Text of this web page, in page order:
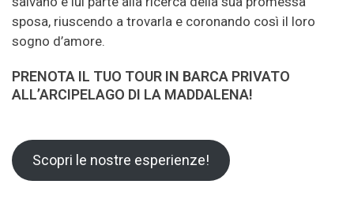
sposa, riuscendo a trovarla e coronando così il loro
sogno d’amore.
PRENOTA IL TUO TOUR IN BARCA PRIVATO
ALL’ARCIPELAGO DI LA MADDALENA!
Scopri le nostre esperienze!